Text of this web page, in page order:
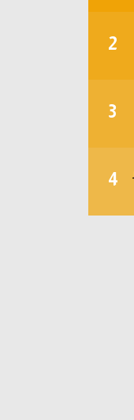
2
3
4